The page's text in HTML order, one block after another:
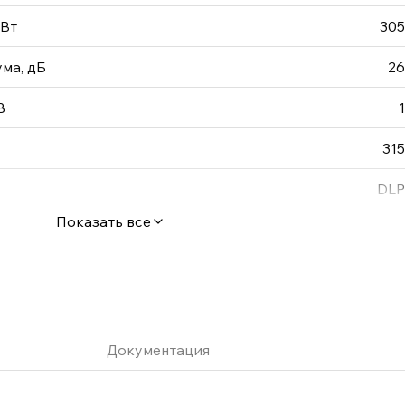
305
дБ 26
1
315
DLP
Показать все
Документация